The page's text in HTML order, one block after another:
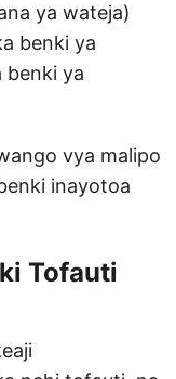
ya wateja)
benki ya
benki ya
vya malipo
inayotoa
Tofauti